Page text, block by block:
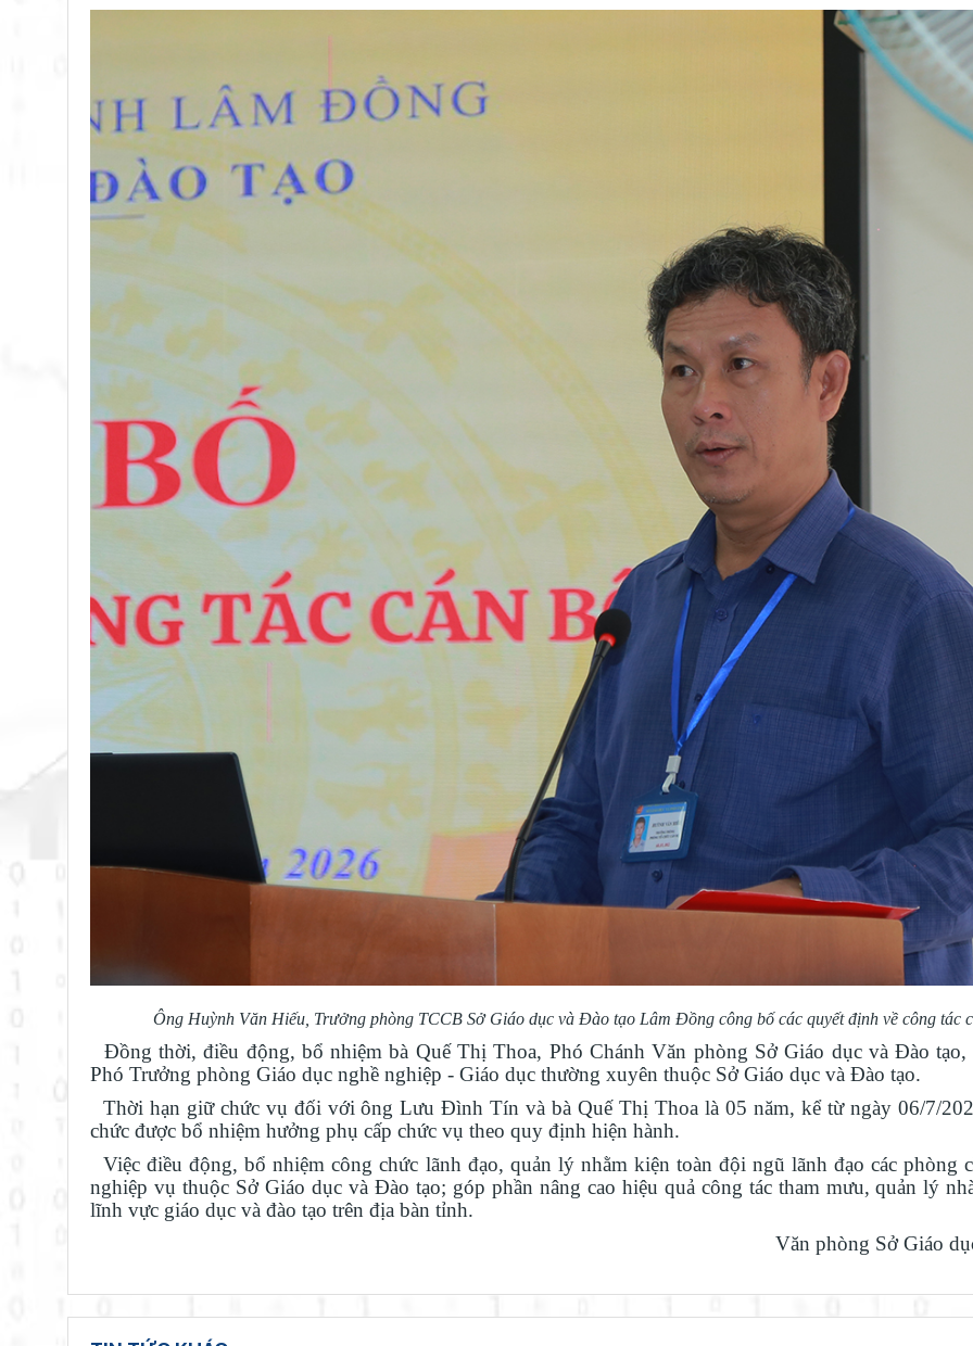
Ông Huỳnh Văn Hiếu, Trưởng phòng TCCB Sở Giáo dục và Đào tạo Lâm Đồng công bố các quyết định về công tác
Đồng thời, điều động, bổ nhiệm bà Quế Thị Thoa, Phó Chánh Văn phòng Sở Giáo dục và Đào
Phó Trưởng phòng Giáo dục nghề nghiệp - Giáo dục thường xuyên thuộc Sở Giáo dục và Đào tạo.
Thời hạn giữ chức vụ đối với ông Lưu Đình Tín và bà Quế Thị Thoa là 05 năm, kể từ ngày 06/7/
chức được bổ nhiệm hưởng phụ cấp chức vụ theo quy định hiện hành.
Việc điều động, bổ nhiệm công chức lãnh đạo, quản lý nhằm kiện toàn đội ngũ lãnh đạo các phòng
nghiệp vụ thuộc Sở Giáo dục và Đào tạo; góp phần nâng cao hiệu quả công tác tham mưu, quản lý
lĩnh vực giáo dục và đào tạo trên địa bàn tỉnh.
Văn phòng Sở Giáo